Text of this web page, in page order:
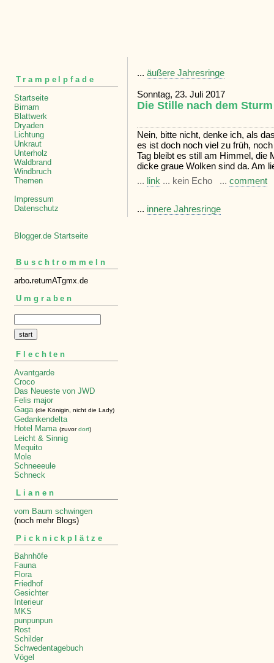
Trampelpfade
Startseite
Birnam
Blattwerk
Dryaden
Lichtung
Unkraut
Unterholz
Waldbrand
Windbruch
Themen
Impressum
Datenschutz
Blogger.de Startseite
Buschtrommeln
arbo.retumATgmx.de
Umgraben
Flechten
Avantgarde
Croco
Das Neueste von JWD
Felis major
Gaga (die Königin, nicht die Lady)
Gedankendelta
Hotel Mama (zuvordort)
Leicht & Sinnig
Mequito
Mole
Schneeeule
Schneck
Lianen
vom Baum schwingen
(noch mehr Blogs)
Picknickplätze
Bahnhöfe
Fauna
Flora
Friedhof
Gesichter
Interieur
MKS
punpunpun
Rost
Schilder
Schwedentagebuch
Vögel
... äußere Jahresringe
Sonntag, 23. Juli 2017
Die Stille nach dem Sturm
Nein, bitte nicht, denke ich, als
es ist doch noch viel zu früh,
Tag bleibt es still am Himmel, die
dicke graue Wolken sind da. Am
... link ... kein Echo ... comment
... innere Jahresringe